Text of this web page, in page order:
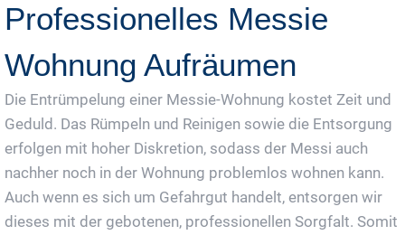
Professionelles Messie
Wohnung Aufräumen
Die Entrümpelung einer Messie-Wohnung kostet Zeit und
Geduld. Das Rümpeln und Reinigen sowie die Entsorgung
erfolgen mit hoher Diskretion, sodass der Messi auch
nachher noch in der Wohnung problemlos wohnen kann.
Auch wenn es sich um Gefahrgut handelt, entsorgen wir
dieses mit der gebotenen, professionellen Sorgfalt. Somit